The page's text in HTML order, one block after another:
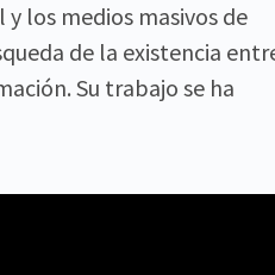
los medios masivos de
de la existencia
Su trabajo se ha